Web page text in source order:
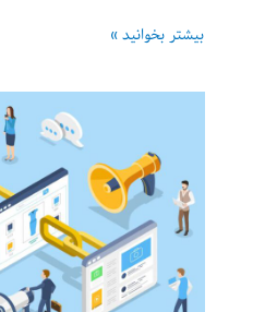
لینک‌های
5
بیشتر بخوانید »